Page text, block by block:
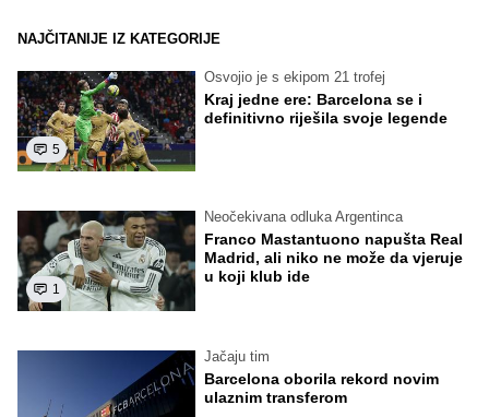
NAJČITANIJE IZ KATEGORIJE
5
Osvojio je s ekipom 21 trofej
Kraj jedne ere: Barcelona se i
definitivno riješila svoje legende
1
Neočekivana odluka Argentinca
Franco Mastantuono napušta Real
Madrid, ali niko ne može da vjeruje
u koji klub ide
Jačaju tim
Barcelona oborila rekord novim
ulaznim transferom